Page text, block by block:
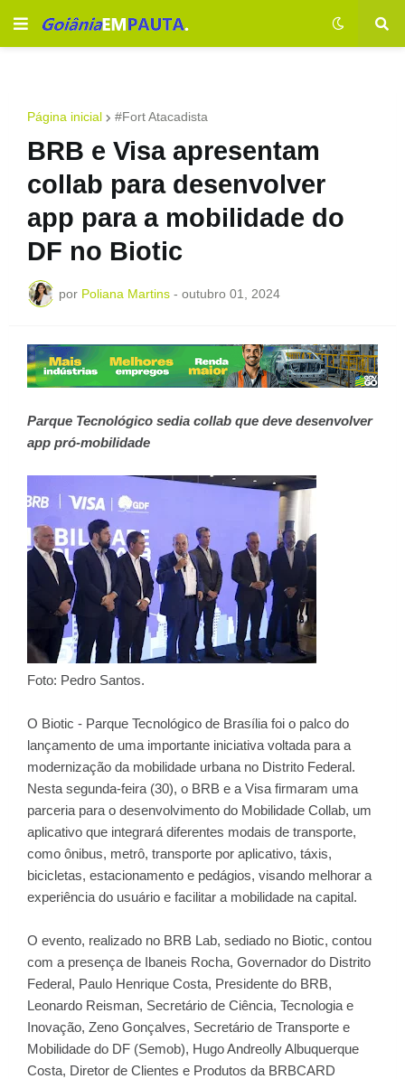
Página inicial #Fort Atacadista
BRB e Visa apresentam
collab para desenvolver
app para a mobilidade do
DF no Biotic
por Poliana Martins - outubro 01, 2024
Parque Tecnológico sedia collab que deve desenvolver
app pró-mobilidade
Foto: Pedro Santos.
O Biotic - Parque Tecnológico de Brasília foi o palco do
lançamento de uma importante iniciativa voltada para a
modernização da mobilidade urbana no Distrito Federal.
Nesta segunda-feira (30), o BRB e a Visa firmaram uma
parceria para o desenvolvimento do Mobilidade Collab, um
aplicativo que integrará diferentes modais de transporte,
como ônibus, metrô, transporte por aplicativo, táxis,
bicicletas, estacionamento e pedágios, visando melhorar a
experiência do usuário e facilitar a mobilidade na capital.
O evento, realizado no BRB Lab, sediado no Biotic, contou
com a presença de Ibaneis Rocha, Governador do Distrito
Federal, Paulo Henrique Costa, Presidente do BRB,
Leonardo Reisman, Secretário de Ciência, Tecnologia e
Inovação, Zeno Gonçalves, Secretário de Transporte e
Mobilidade do DF (Semob), Hugo Andreolly Albuquerque
Costa, Diretor de Clientes e Produtos da BRBCARD